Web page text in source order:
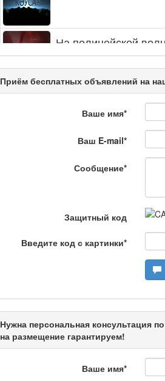
На полицейской
Еженедельный обзор
специалистов.
Люди в кадре
Камертон
Актуальный
Кто поможет
Что скажет доктор?
Приём бесплатных объявлений на
Ваше имя*
Ваш E-mail*
Сообщение*
Защитный код
Введите код с картинки*
Нужна персональная консультация
на размещение гарантируем!
Ваше имя*